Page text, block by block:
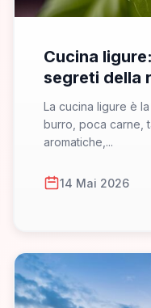
Cucina
segreti della
La cucina ligure è
burro, poca carne,
aromatiche,...
14 Mai 2026